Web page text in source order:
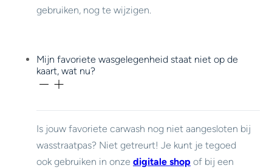
gebruiken, nog te wijzigen.
Mijn favoriete wasgelegenheid staat niet op de
kaart, wat nu?
Is jouw favoriete carwash nog niet aangesloten bij
wasstraatpas? Niet getreurt! Je kunt je tegoed
ook gebruiken in onze digitale shop of bij een